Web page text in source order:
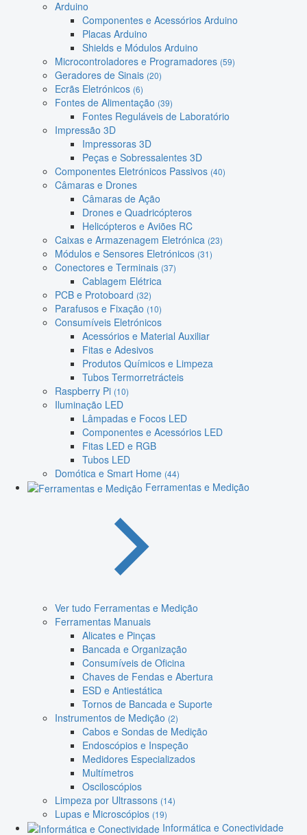
Arduino
Componentes e Acessórios Arduino
Placas Arduino
Shields e Módulos Arduino
Microcontroladores e Programadores (59)
Geradores de Sinais (20)
Ecrãs Eletrónicos (6)
Fontes de Alimentação (39)
Fontes Reguláveis de Laboratório
Impressão 3D
Impressoras 3D
Peças e Sobressalentes 3D
Componentes Eletrónicos Passivos (40)
Câmaras e Drones
Câmaras de Ação
Drones e Quadricópteros
Helicópteros e Aviões RC
Caixas e Armazenagem Eletrónica (23)
Módulos e Sensores Eletrónicos (31)
Conectores e Terminais (37)
Cablagem Elétrica
PCB e Protoboard (32)
Parafusos e Fixação (10)
Consumíveis Eletrónicos
Acessórios e Material Auxiliar
Fitas e Adesivos
Produtos Químicos e Limpeza
Tubos Termorretrácteis
Raspberry Pi (10)
Iluminação LED
Lâmpadas e Focos LED
Componentes e Acessórios LED
Fitas LED e RGB
Tubos LED
Domótica e Smart Home (44)
Ferramentas e Medição
Ver tudo Ferramentas e Medição
Ferramentas Manuais
Alicates e Pinças
Bancada e Organização
Consumíveis de Oficina
Chaves de Fendas e Abertura
ESD e Antiestática
Tornos de Bancada e Suporte
Instrumentos de Medição (2)
Cabos e Sondas de Medição
Endoscópios e Inspeção
Medidores Especializados
Multímetros
Osciloscópios
Limpeza por Ultrassons (14)
Lupas e Microscópios (19)
Informática e Conectividade